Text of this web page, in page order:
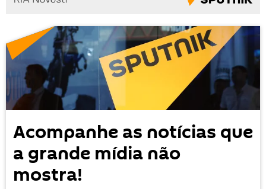
Acompanhe as notícias que
a grande mídia não
mostra!